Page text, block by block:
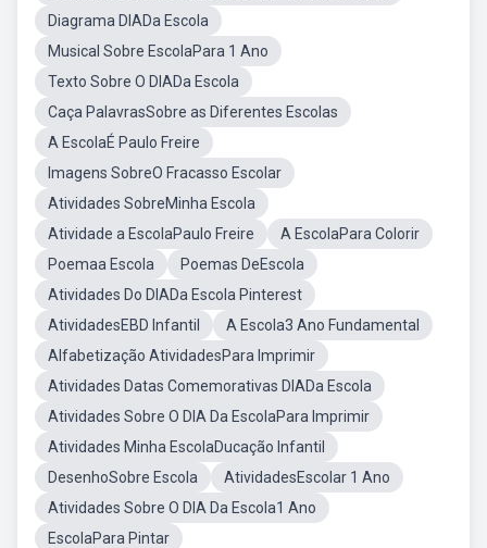
Diagrama DIADa Escola
Musical Sobre EscolaPara 1 Ano
Texto Sobre O DIADa Escola
Caça PalavrasSobre as Diferentes Escolas
A EscolaÉ Paulo Freire
Imagens SobreO Fracasso Escolar
Atividades SobreMinha Escola
Atividade a EscolaPaulo Freire
A EscolaPara Colorir
Poemaa Escola
Poemas DeEscola
Atividades Do DIADa Escola Pinterest
AtividadesEBD Infantil
A Escola3 Ano Fundamental
Alfabetização AtividadesPara Imprimir
Atividades Datas Comemorativas DIADa Escola
Atividades Sobre O DIA Da EscolaPara Imprimir
Atividades Minha EscolaDucação Infantil
DesenhoSobre Escola
AtividadesEscolar 1 Ano
Atividades Sobre O DIA Da Escola1 Ano
EscolaPara Pintar